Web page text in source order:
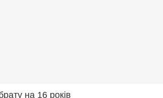
на 16 років